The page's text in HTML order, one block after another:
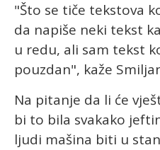
"Što se tiče tekstova
da napiše neki tekst
u redu, ali sam tekst
pouzdan", kaže
Na pitanje da li će
bi to bila svakako
ljudi mašina biti u